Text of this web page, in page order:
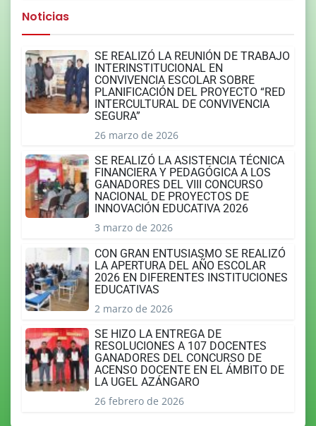
Noticias
SE REALIZÓ LA REUNIÓN DE TRABAJO
INTERINSTITUCIONAL EN
CONVIVENCIA ESCOLAR SOBRE
PLANIFICACIÓN DEL PROYECTO “RED
INTERCULTURAL DE CONVIVENCIA
SEGURA”
26 marzo de 2026
SE REALIZÓ LA ASISTENCIA TÉCNICA
FINANCIERA Y PEDAGÓGICA A LOS
GANADORES DEL VIII CONCURSO
NACIONAL DE PROYECTOS DE
INNOVACIÓN EDUCATIVA 2026
3 marzo de 2026
CON GRAN ENTUSIASMO SE REALIZÓ
LA APERTURA DEL AÑO ESCOLAR
2026 EN DIFERENTES INSTITUCIONES
EDUCATIVAS
2 marzo de 2026
SE HIZO LA ENTREGA DE
RESOLUCIONES A 107 DOCENTES
GANADORES DEL CONCURSO DE
ACENSO DOCENTE EN EL ÁMBITO DE
LA UGEL AZÁNGARO
26 febrero de 2026